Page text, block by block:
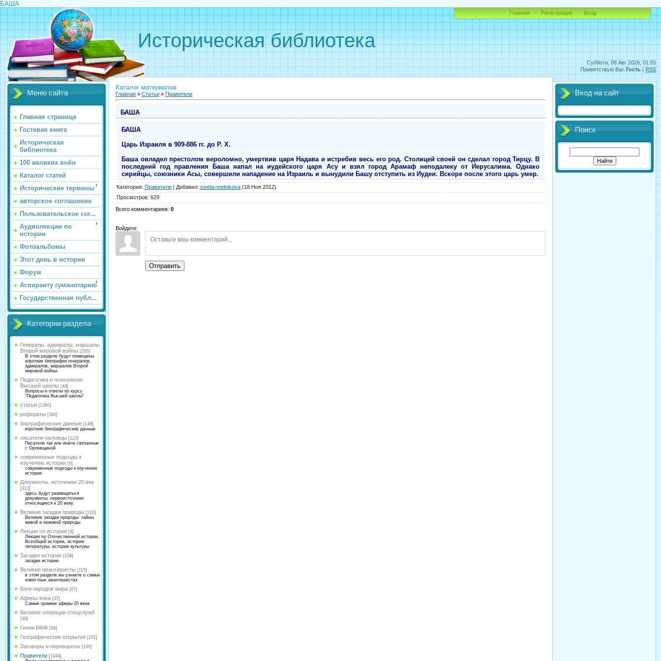
БАША
Суббота, 08 Авг 2026, 01:55
Приветствую Вас Гость | RSS
Историческая библиотека
Главная Регистрация Вход
Меню сайта
Главная страница
Гостевая книга
Историческая
библиотека
100 великих войн
Каталог статей
Исторические термины
авторское соглашение
Пользовательское сог...
Аудиолекции по
истории
Фотоальбомы
Этот день в истории
Форум
Аспиранту гуманитарию
Государственная публ...
Категории раздела
Генералы, адмиралы, маршалы
Второй мировой войны [295]
В этом разделе будут помещены
короткие биографии генералов,
адмиралов, маршалов Второй
мировой войны
Педагогика и психология
Высшей школы [44]
Вопросы и ответы по курсу
"Педагогика Высшей школы"
статьи [1360]
рефераты [390]
биографические данные [149]
короткие биографические данные
писатели-орловцы [123]
Писатели так или иначе связанные
с Орловщиной
современные подходы к
изучению истории [6]
современные подходы к изучению
истории
Документы, источники 20 век
[313]
здесь будут размещаться
документы, первоисточники
относящиеся к 20 веку.
Великие загадки природы [120]
Великие загадки природы: тайны
живой и неживой природы
Лекции по истории [6]
Лекции по Отечественной истории,
Всеобщей истории, истории
литературы, истории культуры
Загадки истории [109]
загадки истории
Великие авантюристы [115]
в этом разделе вы узнаете о самых
известных авантюристах
Боги народов мира [87]
Аферы века [37]
Самые громкие аферы 20 века
Великие операции спецслужб
[99]
Гении ВМФ [96]
Географические открытия [102]
Заговоры и перевороты [100]
Правители [1934]
Каталог материалов
Главная » Статьи » Правители
БАША
БАША
Царь Израиля в 909-886 гг. до Р. Х.
Баша овладел престолом вероломно, умертвив царя Надава и истребив весь его род. Столицей своей он сделал город Тирцу. В
последний год правления Баша напал на иудейского царя Асу и взял город Арамаф неподалеку от Иерусалима. Однако
сирийцы, союзники Асы, совершили нападение на Израиль и вынудили Башу отступить из Иудеи. Вскоре после этого царь умер.
Категория: Правители | Добавил: sweta-melnikova (18 Ноя 2012)
Просмотров: 629
Всего комментариев: 0
Войдите:
Отправить
Вход на сайт
Поиск